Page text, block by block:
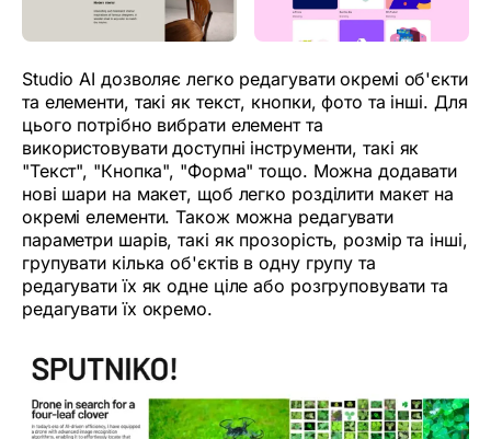
Studio AI дозволяє легко редагувати окремі об'єкти
та елементи, такі як текст, кнопки, фото та інші. Для
цього потрібно вибрати елемент та
використовувати доступні інструменти, такі як
"Текст", "Кнопка", "Форма" тощо. Можна додавати
нові шари на макет, щоб легко розділити макет на
окремі елементи. Також можна редагувати
параметри шарів, такі як прозорість, розмір та інші,
групувати кілька об'єктів в одну групу та
редагувати їх як одне ціле або розгруповувати та
редагувати їх окремо.